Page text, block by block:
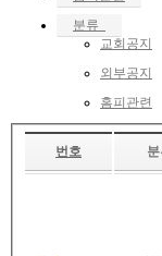
분류
교회공지
외부공지
홈피관련
번호